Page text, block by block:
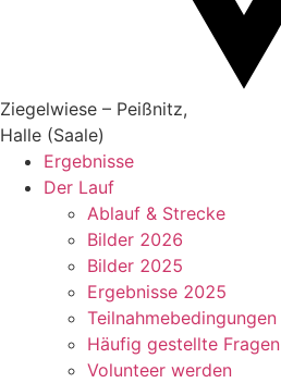
Ziegelwiese – Peißnitz,
Halle (Saale)
Ergebnisse
Der Lauf
Ablauf & Strecke
Bilder 2026
Bilder 2025
Ergebnisse 2025
Teilnahmebedingungen
Häufig gestellte Fragen
Volunteer werden